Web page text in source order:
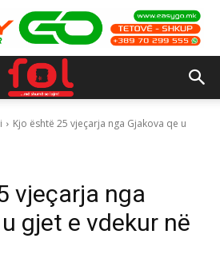
Kjo është 25 vjeçarja nga Gjakova qe u
vjeçarja nga
gjet e vdekur në